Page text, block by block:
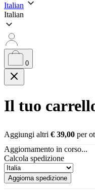
Italian
Italian
0
Il tuo
Aggiungi altri € 39,00 per
Aggiornamento in corso...
Calcola spedizione
Aggiorna spedizione